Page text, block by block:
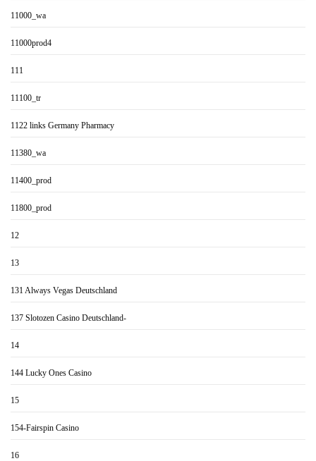
11000_wa
11000prod4
111
11100_tr
1122 links Germany Pharmacy
11380_wa
11400_prod
11800_prod
12
13
131 Always Vegas Deutschland
137 Slotozen Casino Deutschland-
14
144 Lucky Ones Casino
15
154-Fairspin Casino
16